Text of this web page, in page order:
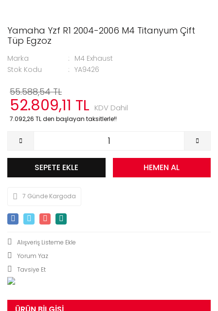
Yamaha Yzf R1 2004-2006 M4 Titanyum Çift
Tüp Egzoz
Marka
M4 Exhaust
Stok Kodu
YA9426
55.588,54 TL
52.809,11 TL KDV Dahil
7.092,26 TL den başlayan taksitlerle!!
SEPETE EKLE HEMEN AL
7 Günde Kargoda
Yorum Yaz
Tavsiye Et